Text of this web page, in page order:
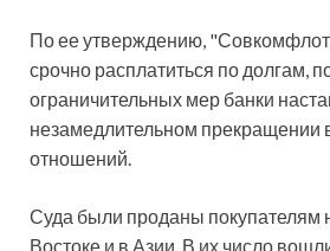
По ее утверждению,
срочно расплатиться по долгам,
ограничительных мер банки
незамедлительном прекращении
отношений.
Суда были проданы покупателям
Востоке и в Азии. В их число